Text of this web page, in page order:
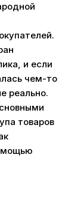
и если
чем-то
реально.
товаров